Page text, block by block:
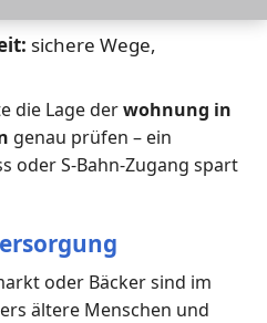
sichere Wege,
die Lage derwohnung in
genau prüfen – ein
oder S-Bahn-Zugang spart
oder Bäcker sind im
ältere Menschen und